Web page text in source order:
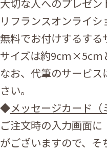
大切な人へのプレゼ
リフランスオンライ
無料でお付けするす
サイズは約9cm×5cm
なお、代筆のサービ
さい。
◆メッセージカード
ご注文時の入力画面
がございますので、